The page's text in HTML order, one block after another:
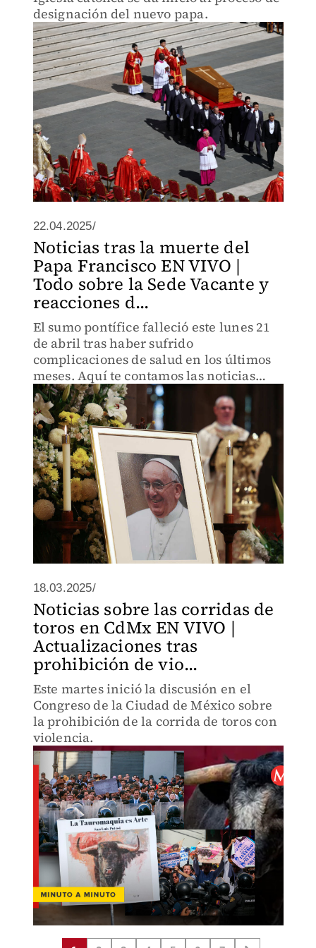
designación del nuevo papa.
22.04.2025/
Noticias tras la muerte del
Papa Francisco EN VIVO |
Todo sobre la Sede Vacante y
reacciones d...
El sumo pontífice falleció este lunes 21
de abril tras haber sufrido
complicaciones de salud en los últimos
meses. Aquí te contamos las noticias
luego de su muerte.
18.03.2025/
Noticias sobre las corridas de
toros en CdMx EN VIVO |
Actualizaciones tras
prohibición de vio...
Este martes inició la discusión en el
Congreso de la Ciudad de México sobre
la prohibición de la corrida de toros con
violencia.